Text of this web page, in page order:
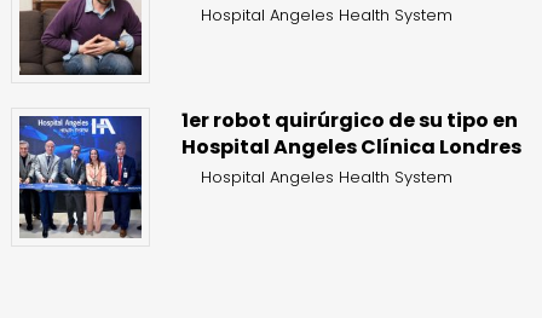
Hospital Angeles Health System
1er robot quirúrgico de su tipo en
Hospital Angeles Clínica Londres
Hospital Angeles Health System